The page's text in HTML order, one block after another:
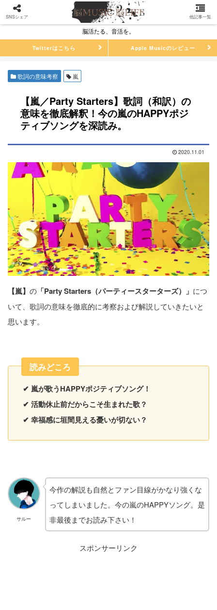
脳活たる、音活を。
Twitterはこちら Apple Musicのレビュー
歌詞の意味考察 嵐
【嵐／Party Starters】歌詞（和訳）の
意味を徹底解釈！今の嵐のHAPPYポジ
ティブソングを深読み。
2020.11.01
【嵐】 の 「Party Starters（パーティースターターズ）」 につ
いて、歌詞の意味を徹底的に考察および解説していきたいと
思います。
読みどころ
✔ 嵐が歌うHAPPYポジティブソング！
✔ 活動休止前だからこそ生まれた歌？
✔ 幸福感に垣間見える憂いが切ない？
サルー
今作の解説も自然とファン目線がかなり強くな
ってしまいました。今の嵐のHAPPYソング。是
非最後までお読み下さい！
スポンサーリンク
SNSシェア 他記事一覧